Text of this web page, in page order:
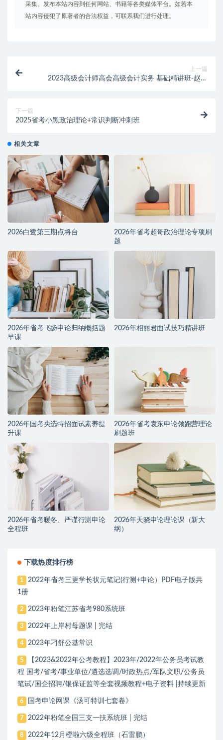
采集、发布本站内容到任何网站、书籍等各类媒体平台。如若本
站内容侵犯了原著者的合法权益，可联系我们进行处理。
上一篇
2023高级会计师高会高级会计实务 基础精讲班-赵章
下一篇
2025省考小黑政治理论+常识判断冲刺班
相关文章
2026白鹭第三期点将台
2026年省考超哥政治理论专项刷
题
2026年省考飞扬申论归纳概括题
早课
2026年相丽君面试技巧精讲班
2026年国考央选特招面试素养提
升课
2026年省考袁东申论领跑营理论
刷题班
2026年省考暖冬、严谨行测申论
全程班
2026年天晓申论理论课（新大
纲）
下载热度排行榜
1
2022年省考三更学长状元笔记(行测+申论）PDF电子版共
1册
2 2023年粉笔江苏省考980系统班
3 2022年上岸村母题课 | 完结
4 2023年刁舒公基常识
5
【2023&2022年公考教程】2023年/2022年公务员考试教
程 国考/省考/事业单位/遴选选调/时政热点/军队文职/公务员
笔试/国企招聘/银保证监等全套视频教程+电子资料 |持续更新
6 国考申论网课《汤可特训七套卷》
7 2022年粉笔全国三支一扶系统班 | 完结
8 2022年12月橙啦六级全程班（石雷鹏）